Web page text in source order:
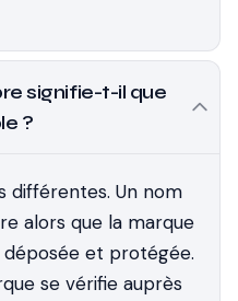
signifie-t-il que
?
différentes. Un nom
alors que la marque
et protégée.
se vérifie auprès